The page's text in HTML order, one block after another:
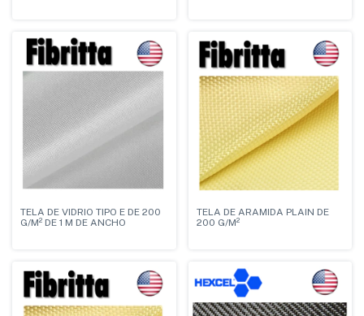
TELA DE VIDRIO TIPO E DE 200
G/M² DE 1 M DE ANCHO
TELA DE ARAMIDA PLAIN DE
200 G/M²